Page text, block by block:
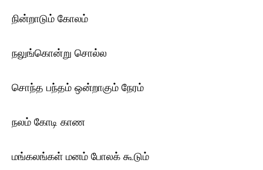
நின்றாடும் கோலம்
நலுங்கொன்று சொல்ல
சொந்த பந்தம் ஒன்றாகும் நேரம்
நலம் கோடி காண
மங்கலங்கள் மனம் போலக் கூடும்